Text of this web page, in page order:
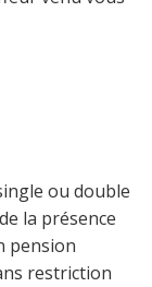
ou double
la présence
pension
restriction